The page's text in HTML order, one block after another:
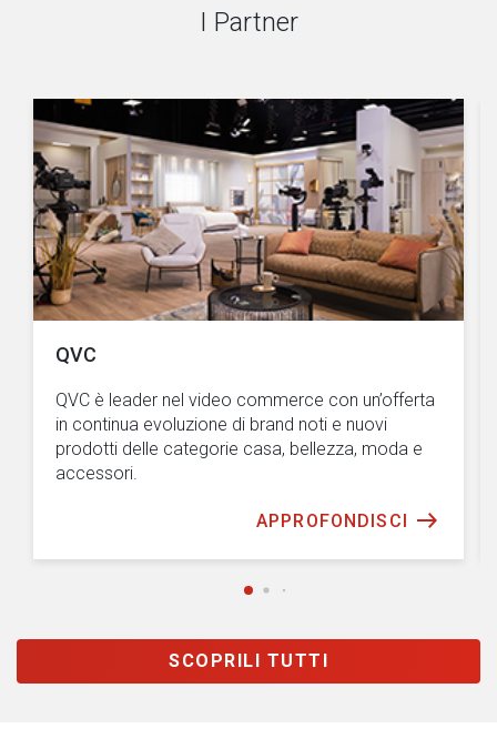
I Partner
QVC
QVC è leader nel video commerce con un’offerta
in continua evoluzione di brand noti e nuovi
prodotti delle categorie casa, bellezza, moda e
accessori.
APPROFONDISCI
SCOPRILI TUTTI